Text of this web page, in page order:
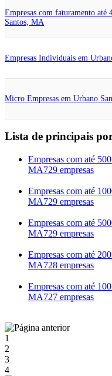
Empresas com faturamento até
Santos, MA
Empresas Individuais em
Micro Empresas em Urbano
Lista de principais
Empresas com até
MA729 empresas
Empresas com até
MA729 empresas
Empresas com até
MA729 empresas
Empresas com até
MA728 empresas
Empresas com até
MA727 empresas
1
2
3
4